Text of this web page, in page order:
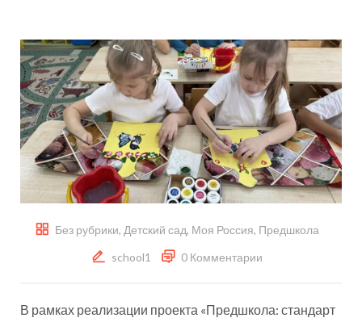
Без рубрики, Детский сад, Моя Россия, Предшкола
school1
0 Комментарии
В рамках реализации проекта «Предшкола: стандарт